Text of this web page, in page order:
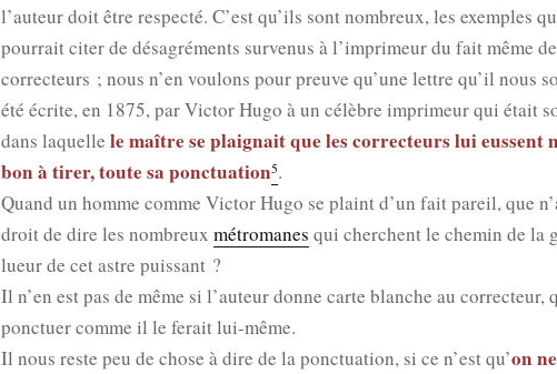
l’auteur doit être res­pec­té. C’est qu’ils sont nom­breux, les exemples
pour­rait citer de désa­gré­ments sur­ve­nus à l’imprimeur du fait même
cor­rec­teurs ; nous n’en vou­lons pour preuve qu’une lettre qu’il nous
été écrite, en 1875, par Vic­tor Hugo à un célèbre impri­meur qui était
dans laquelle le maître se plai­gnait que les cor­rec­teurs lui eussent
bon à tirer, toute sa ponc­tua­tion5.
Quand un homme comme Vic­tor Hugo se plaint d’un fait pareil, que
droit de dire les nom­breux métro­manes qui cherchent le che­min de la
lueur de cet astre puis­sant ?
Il n’en est pas de même si l’auteur donne carte blanche au cor­rec­teur,
ponc­tuer comme il le ferait lui-même.
Il nous reste peu de chose à dire de la ponc­tua­tion, si ce n’est qu’on